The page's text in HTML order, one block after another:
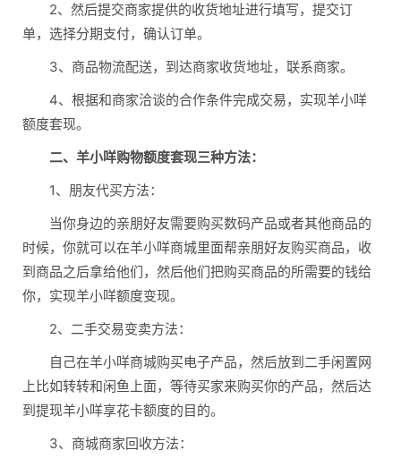
2、然后提交商家提供的收货地址进行填写，提交订
单，选择分期支付，确认订单。
3、商品物流配送，到达商家收货地址，联系商家。
4、根据和商家洽谈的合作条件完成交易，实现羊小咩
额度套现。
二、羊小咩购物额度套现三种方法：
1、朋友代买方法：
当你身边的亲朋好友需要购买数码产品或者其他商品的
时候，你就可以在羊小咩商城里面帮亲朋好友购买商品，收
到商品之后拿给他们，然后他们把购买商品的所需要的钱给
你，实现羊小咩额度变现。
2、二手交易变卖方法：
自己在羊小咩商城购买电子产品，然后放到二手闲置网
上比如转转和闲鱼上面，等待买家来购买你的产品，然后达
到提现羊小咩享花卡额度的目的。
3、商城商家回收方法：